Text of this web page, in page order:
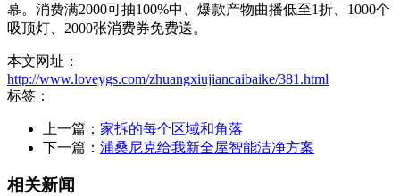
幕。消费满2000可抽100%中、爆款产物曲播低至1折、1000个
吸顶灯、2000张消费券免费送。
本文网址：
http://www.loveygs.com/zhuangxiujiancaibaike/381.html
标签：
上一篇： 家拆的每个区域和角落
下一篇： 浦桑尼克给我新全屋智能洁净方案
相关新闻